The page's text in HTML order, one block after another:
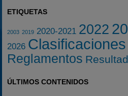
ETIQUETAS
2003 2019 2020-2021 2022
2026 Clasificaciones
Reglamentos
ÚLTIMOS CONTENIDOS